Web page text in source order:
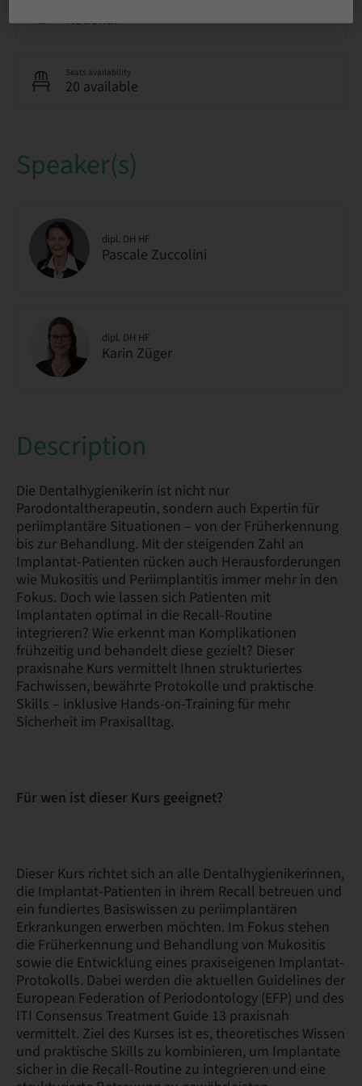
National
Seats availability
20 available
Speaker(s)
dipl. DH HF
Pascale Zuccolini
dipl. DH HF
Karin Züger
Description
Die Dentalhygienikerin ist nicht nur
Parodontaltherapeutin, sondern auch Expertin für
periimplantäre Situationen – von der Früherkennung
bis zur Behandlung. Mit der steigenden Zahl an
Implantat-Patienten rücken auch Herausforderungen
wie Mukositis und Periimplantitis immer mehr in den
Fokus. Doch wie lassen sich Patienten mit
Implantaten optimal in die Recall-Routine
integrieren? Wie erkennt man Komplikationen
frühzeitig und behandelt diese gezielt? Dieser
praxisnahe Kurs vermittelt Ihnen strukturiertes
Fachwissen, bewährte Protokolle und praktische
Skills – inklusive Hands-on-Training für mehr
Sicherheit im Praxisalltag.
Für wen ist dieser Kurs geeignet?
Dieser Kurs richtet sich an alle Dentalhygienikerinnen,
die Implantat-Patienten in ihrem Recall betreuen und
ein fundiertes Basiswissen zu periimplantären
Erkrankungen erwerben möchten. Im Fokus stehen
die Früherkennung und Behandlung von Mukositis
sowie die Entwicklung eines praxiseigenen Implantat-
Protokolls. Dabei werden die aktuellen Guidelines der
European Federation of Periodontology (EFP) und des
ITI Consensus Treatment Guide 13 praxisnah
vermittelt. Ziel des Kurses ist es, theoretisches Wissen
und praktische Skills zu kombinieren, um Implantate
sicher in die Recall-Routine zu integrieren und eine